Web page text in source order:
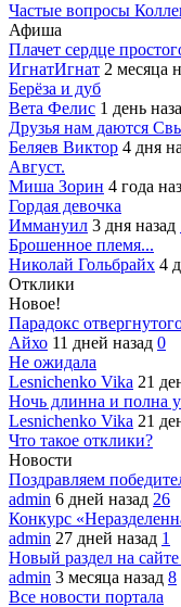
Частые вопросы
Афиша
Плачет сердце
ИгнатИгнат 2 месяца
Берёза и дуб
Вета Фелис 1 день
Друзья нам даются
Беляев Виктор 4 дня
Август.
Миша Зорин 4 года
Гордая девочка
Иммануил 3 дня назад
Брошенное племя...
Николай Гольбрайх 4
Отклики
Новое!
Парадокс
Айхо 11 дней назад 0
Не ожидала
Lesnichenko Vika 21
Ночь длинна и полна
Lesnichenko Vika 21
Что такое отклики?
Новости
Поздравляем
admin 6 дней назад 26
Конкурс
admin 27 дней назад 1
Новый раздел на
admin 3 месяца назад 8
Все новости портала